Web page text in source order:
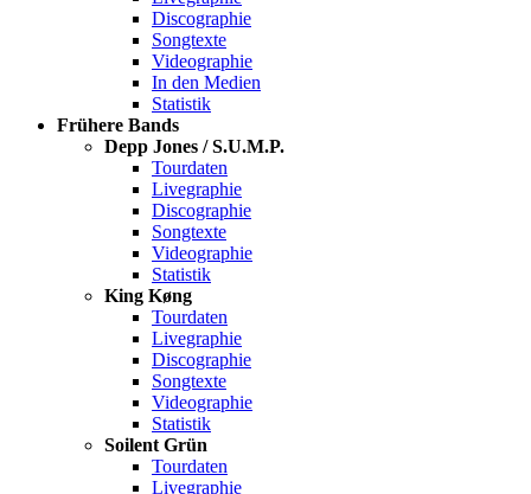
Discographie
Songtexte
Videographie
In den Medien
Statistik
Frühere Bands
Depp Jones / S.U.M.P.
Tourdaten
Livegraphie
Discographie
Songtexte
Videographie
Statistik
King Køng
Tourdaten
Livegraphie
Discographie
Songtexte
Videographie
Statistik
Soilent Grün
Tourdaten
Livegraphie